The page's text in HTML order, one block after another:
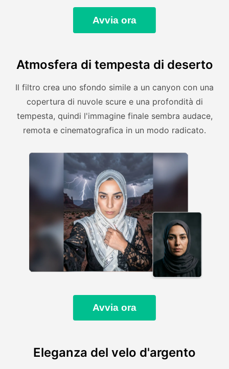
Avvia ora
Atmosfera di tempesta di deserto
Il filtro crea uno sfondo simile a un canyon con una
copertura di nuvole scure e una profondità di
tempesta, quindi l'immagine finale sembra audace,
remota e cinematografica in un modo radicato.
Avvia ora
Eleganza del velo d'argento